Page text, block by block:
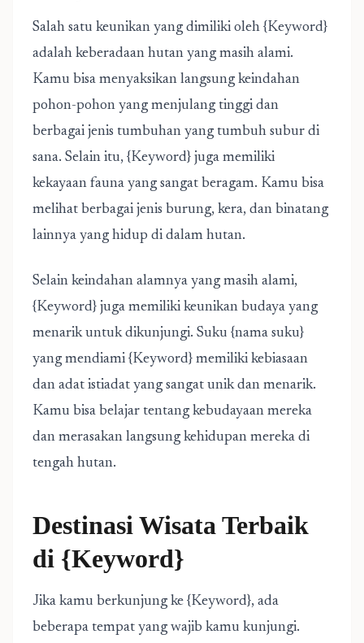
Salah satu keunikan yang dimiliki oleh {Keyword}
adalah keberadaan hutan yang masih alami.
Kamu bisa menyaksikan langsung keindahan
pohon-pohon yang menjulang tinggi dan
berbagai jenis tumbuhan yang tumbuh subur di
sana. Selain itu, {Keyword} juga memiliki
kekayaan fauna yang sangat beragam. Kamu bisa
melihat berbagai jenis burung, kera, dan binatang
lainnya yang hidup di dalam hutan.
Selain keindahan alamnya yang masih alami,
{Keyword} juga memiliki keunikan budaya yang
menarik untuk dikunjungi. Suku {nama suku}
yang mendiami {Keyword} memiliki kebiasaan
dan adat istiadat yang sangat unik dan menarik.
Kamu bisa belajar tentang kebudayaan mereka
dan merasakan langsung kehidupan mereka di
tengah hutan.
Destinasi Wisata Terbaik
di {Keyword}
Jika kamu berkunjung ke {Keyword}, ada
beberapa tempat yang wajib kamu kunjungi.